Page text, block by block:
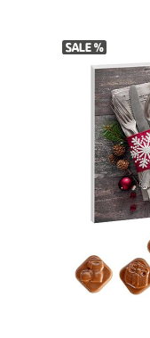
Bildergalerie